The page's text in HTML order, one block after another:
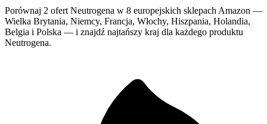
Porównaj 2 ofert Neutrogena w 8 europejskich sklepach Amazon —
Wielka Brytania, Niemcy, Francja, Włochy, Hiszpania, Holandia,
Belgia i Polska — i znajdź najtańszy kraj dla każdego produktu
Neutrogena.